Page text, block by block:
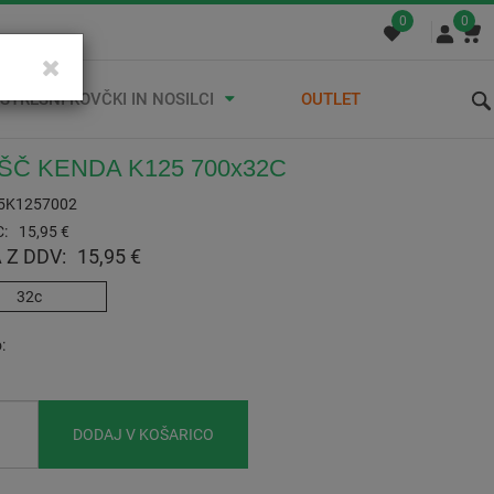
0 0
STREŠNI KOVČKI IN NOSILCI OUTLET
KENDA K125 700x32C
15,95 €
Z DDV: 15,95 €
32c
DODAJ V KOŠARICO